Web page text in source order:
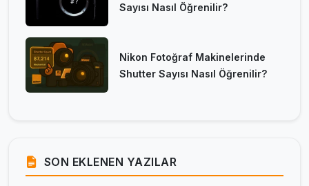
Sayısı Nasıl Öğrenilir?
Nikon Fotoğraf Makinelerinde
Shutter Sayısı Nasıl Öğrenilir?
SON EKLENEN YAZILAR